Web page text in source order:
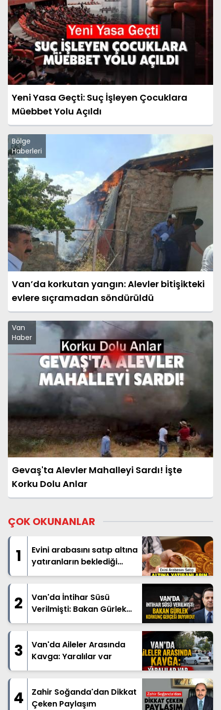
Yeni Yasa Geçti: Suç İşleyen Çocuklara
Müebbet Yolu Açıldı
Bölge
Haberleri
Van’da korkutan yangın: Alevler bitişikteki
evlere sıçramadan söndürüldü
Van
Haber
Gevaş'ta Alevler Mahalleyi Sardı! İşte
Korku Dolu Anlar
ÇOK OKUNANLAR
1
Evini arabasını satıp altına
yatıranların beklediği
haber geldi
2
Van'da İntihar Süsü
Verilmişti: Bakan Gürlek
Korkunç Gerçeği Duyurdu!
3
Van'da Aileler Arasında
Kavga: Yaralılar var
4
Zahir Soğanda'dan Dikkat
Çeken Paylaşım